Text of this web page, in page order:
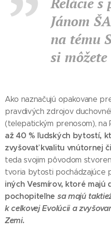
Jánom
na tému
si
Ako naznačujú opakovane
pravdivých zdrojov
(telepatickým prenosom), na
až 40 % ľudských bytostí,
zvyšovať kvalitu vnútornej
teda svojim pôvodom
tvoria bytosti pochádzajúce
iných Vesmírov, ktoré majú
pochopiteľne sa majú
k celkovej Evolúcii a
Zemi.